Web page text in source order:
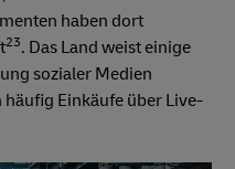
haben dort
23. Das Land weist einige
sozialer Medien
Einkäufe über Live-